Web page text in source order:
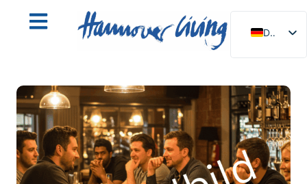
DE
EN
PL
ES
IT
DA